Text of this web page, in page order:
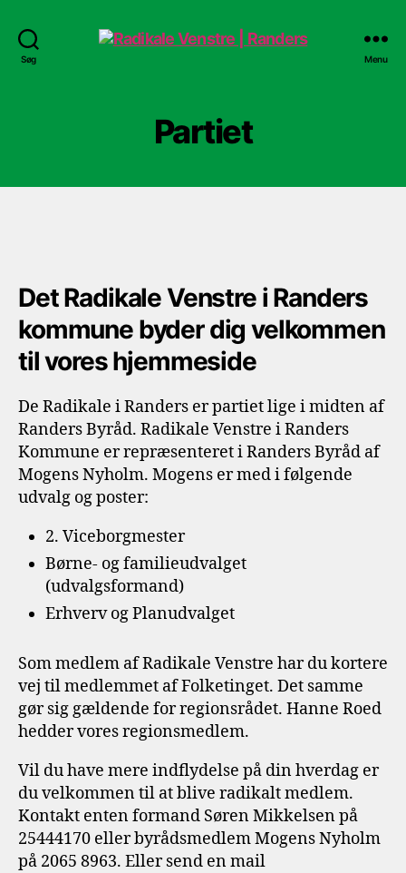
Søg
Randers
Menu
Partiet
Det Radikale Venstre i Randers
kommune byder dig velkommen
til vores hjemmeside
De Radikale i Randers er partiet lige i midten af
Randers Byråd. Radikale Venstre i Randers
Kommune er repræsenteret i Randers Byråd af
Mogens Nyholm. Mogens er med i følgende
udvalg og poster:
2. Viceborgmester
Børne- og familieudvalget
(udvalgsformand)
Erhverv og Planudvalget
Som medlem af Radikale Venstre har du kortere
vej til medlemmet af Folketinget. Det samme
gør sig gældende for regionsrådet. Hanne Roed
hedder vores regionsmedlem.
Vil du have mere indflydelse på din hverdag er
du velkommen til at blive radikalt medlem.
Kontakt enten formand Søren Mikkelsen på
25444170 eller byrådsmedlem Mogens Nyholm
på 2065 8963. Eller send en mail